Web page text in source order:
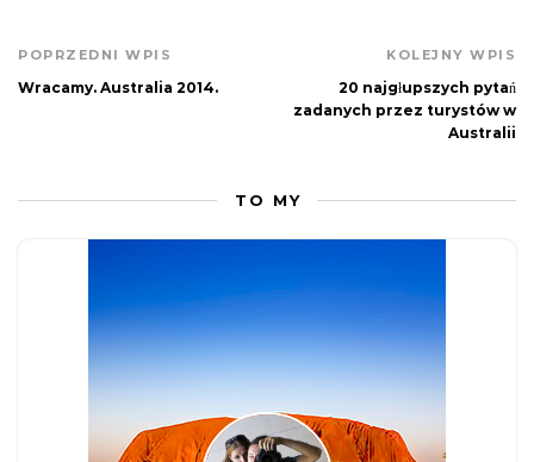
POPRZEDNI WPIS
Wracamy. Australia 2014.
KOLEJNY WPIS
20 najgłupszych pytań
zadanych przez turystów w
Australii
TO MY